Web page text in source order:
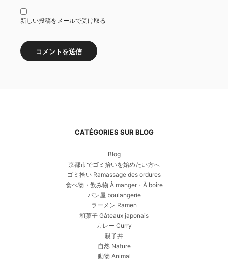
新しい投稿をメールで受け取る
CATÉGORIES SUR BLOG
Blog
京都市でゴミ拾いを始めたい方へ
ゴミ拾い Ramassage des ordures
食べ物・飲み物 À manger・À boire
パン屋 boulangerie
ラーメン Ramen
和菓子 Gâteaux japonais
カレー Curry
親子丼
自然 Nature
動物 Animal